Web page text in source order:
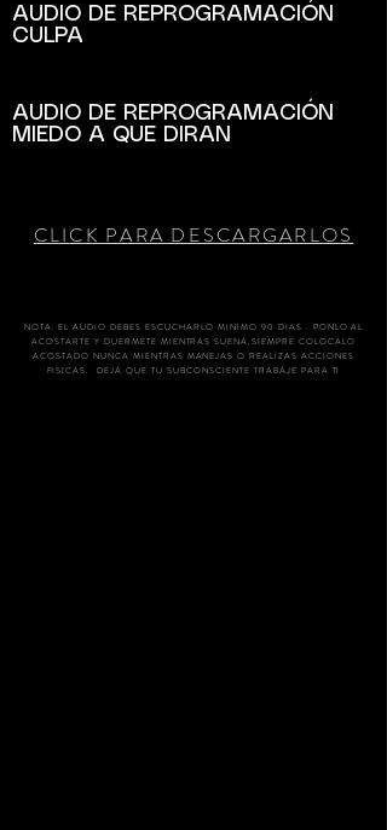
AUDIO DE REPROGRAMACIÓN
CULPA
AUDIO DE REPROGRAMACIÓN
MIEDO A QUE DIRAN
CLICK PARA DESCARGARLOS
NOTA: EL AUDIO DEBES ESCUCHARLO MINIMO 90 DIAS . PONLO AL
ACOSTARTE Y DUERMETE MIENTRAS SUENA.SIEMPRE COLOCALO
ACOSTADO NUNCA MIENTRAS MANEJAS O REALIZAS ACCIONES
FISICAS. DEJA QUE TU SUBCONSCIENTE TRABAJE PARA TI